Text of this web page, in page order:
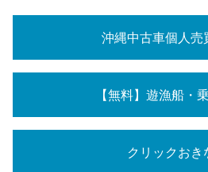
沖縄中古車個人売
【無料】遊漁船・
クリックおき